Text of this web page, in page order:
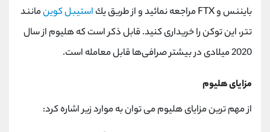
بايننس و FTX مراجعه نمائيد و از طريق يك
استيبل كوينمانند
تتر، اين توكن را خريداری كنيد. قابل ذكر است كه هليوم از سال
2020 ميلادی در بيشتر صرافی‌ها قابل معامله است.
مزایای هلیوم
از مهم‌ ترین مزایای هلیوم می توان به موارد زیر اشاره کرد: